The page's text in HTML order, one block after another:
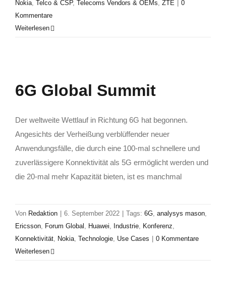
Nokia, Telco & CSP, Telecoms Vendors & OEMs, ZTE
0
Kommentare
Weiterlesen
6G Global Summit
Der weltweite Wettlauf in Richtung 6G hat begonnen.
Angesichts der Verheißung verblüffender neuer
Anwendungsfälle, die durch eine 100-mal schnellere und
zuverlässigere Konnektivität als 5G ermöglicht werden und
die 20-mal mehr Kapazität bieten, ist es manchmal
Von Redaktion 6. September 2022 Tags: 6G, analysys mason,
Ericsson, Forum Global , Huawei, Industrie, Konferenz,
Konnektivität, Nokia, Technologie, Use Cases
0 Kommentare
Weiterlesen